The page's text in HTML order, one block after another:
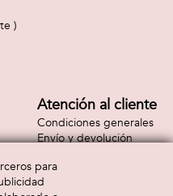
)
Atención al cliente
Condiciones generales
Envío y devolución
para